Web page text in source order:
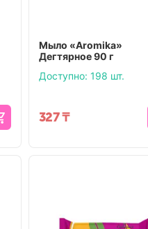
Мыло «Aromika»
Дегтярное 90 г
Доступно: 198 шт.
327₸